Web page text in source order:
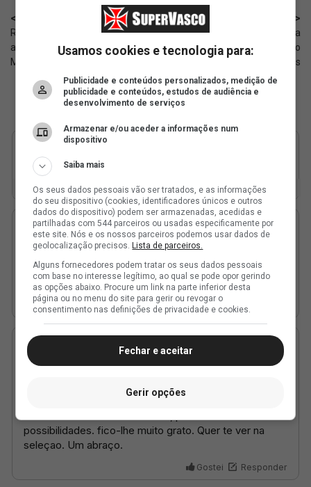
< Anterior
Renato Gaúcho fala sobre
atuações de Lucas Piton, Thiago
Mendes e Spinelli
Próximo >
Thiago Mendes é, de forma
disparada, o melhor no quesito
passes; números
Usamos cookies e tecnologia para:
Publicidade e conteúdos personalizados, medição de
publicidade e conteúdos, estudos de audiência e
desenvolvimento de serviços
Armazenar e/ou aceder a informações num
dispositivo
Saiba mais
Os seus dados pessoais vão ser tratados, e as informações
do seu dispositivo (cookies, identificadores únicos e outros
dados do dispositivo) podem ser armazenadas, acedidas e
partilhadas com 544 parceiros ou usadas especificamente por
este site. Nós e os nossos parceiros podemos usar dados de
geolocalização precisos.Lista de parceiros.
Alguns fornecedores podem tratar os seus dados pessoais
com base no interesse legítimo, ao qual se pode opor gerindo
as opções abaixo. Procure um link na parte inferior desta
página ou no menu do site para gerir ou revogar o
consentimento nas definições de privacidade e cookies.
Fechar e aceitar
Gerir opções